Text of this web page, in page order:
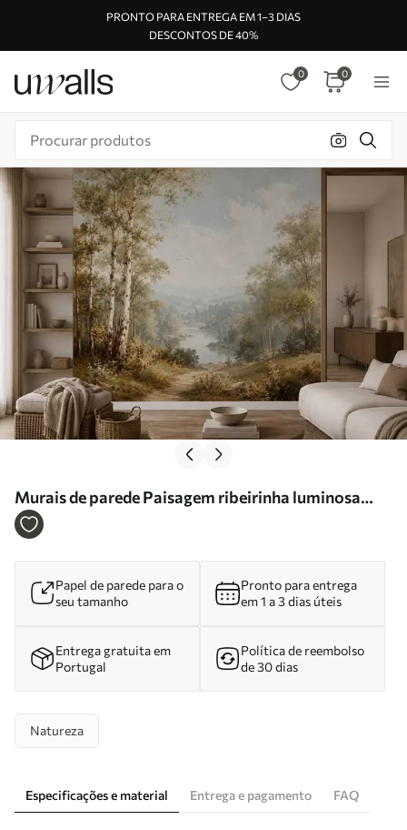
PRONTO PARA ENTREGA EM 1–3 DIAS
DESCONTOS DE 40%
0 0
Murais de parede Paisagem ribeirinha luminosa
com bétulas e nuvens Nr. w05685
Papel de parede para o
seu tamanho
Pronto para entrega
em 1 a 3 dias úteis
Entrega gratuita em
Portugal
Política de reembolso
de 30 dias
Natureza
Especificações e material Entrega e pagamento FAQ